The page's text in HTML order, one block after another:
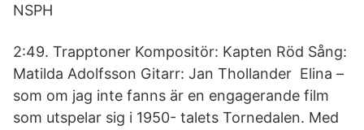
NSPH
2:49. Trapptoner Kompositör: Kapten Röd Sång:
Matilda Adolfsson Gitarr: Jan Thollander Elina –
som om jag inte fanns är en engagerande film
som utspelar sig i 1950- talets Tornedalen. Med